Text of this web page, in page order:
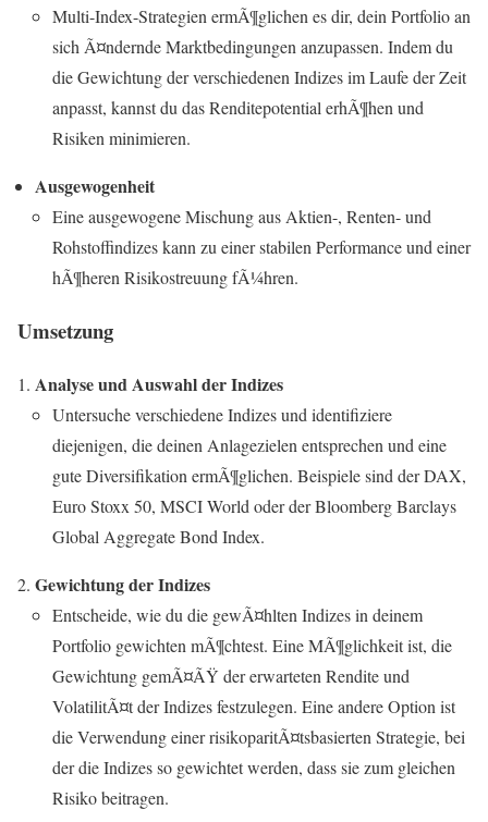
Multi-Index-Strategien ermÃ¶glichen es dir, dein Portfolio an
sich Ã¤ndernde Marktbedingungen anzupassen. Indem du
die Gewichtung der verschiedenen Indizes im Laufe der Zeit
anpasst, kannst du das Renditepotential erhÃ¶hen und
Risiken minimieren.
Ausgewogenheit
Eine ausgewogene Mischung aus Aktien-, Renten- und
Rohstoffindizes kann zu einer stabilen Performance und einer
hÃ¶heren Risikostreuung fÃ¼hren.
Umsetzung
Analyse und Auswahl der Indizes
Untersuche verschiedene Indizes und identifiziere
diejenigen, die deinen Anlagezielen entsprechen und eine
gute Diversifikation ermÃ¶glichen. Beispiele sind der DAX,
Euro Stoxx 50, MSCI World oder der Bloomberg Barclays
Global Aggregate Bond Index.
Gewichtung der Indizes
Entscheide, wie du die gewÃ¤hlten Indizes in deinem
Portfolio gewichten mÃ¶chtest. Eine MÃ¶glichkeit ist, die
Gewichtung gemÃ¤ÃŸ der erwarteten Rendite und
VolatilitÃ¤t der Indizes festzulegen. Eine andere Option ist
die Verwendung einer risikoparitÃ¤tsbasierten Strategie, bei
der die Indizes so gewichtet werden, dass sie zum gleichen
Risiko beitragen.